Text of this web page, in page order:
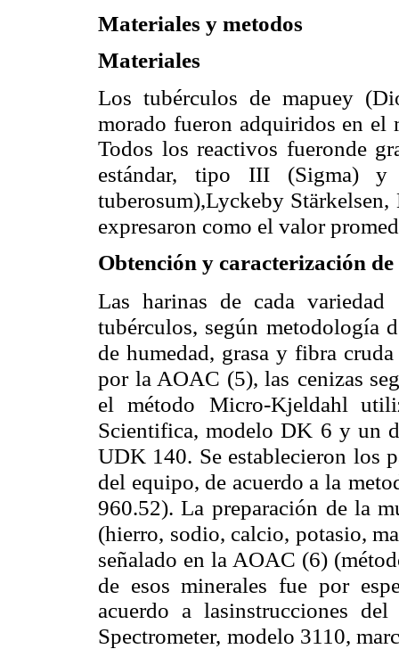
Materiales y metodos
Materiales
Los tubérculos de mapuey
morado fueron adquiridos en el
Todos los reactivos fueronde
estándar, tipo
III (Sigma) y
tuberosum),Lyckeby
expresaron como el valor
Obtención y caracterización
Las harinas de cada variedad
tubérculos, según metodología
de humedad, grasa y fibra cruda
por la AOAC (5), las cenizas
el método
Micro-Kjeldahl
Scientifica, modelo DK 6 y un
UDK 140. Se establecieron los
del equipo, de acuerdo a la
960.52). La preparación de la
(hierro, sodio, calcio, potasio,
señalado en la AOAC (6)
de esos minerales fue por
acuerdo a lasinstrucciones
Spectrometer, modelo 3110,